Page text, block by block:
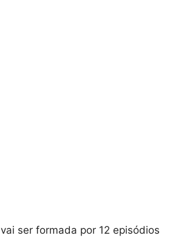
vai ser formada por 12 episódios